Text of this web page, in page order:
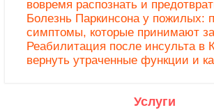
вовремя распознать и
Болезнь Паркинсона у пожилых:
симптомы, которые принимают
Реабилитация после инсульта в
вернуть утраченные функции и
Услуги